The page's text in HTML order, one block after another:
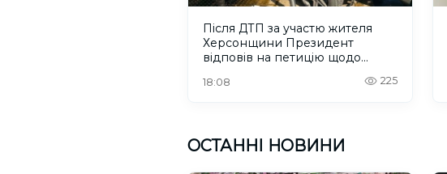
Після ДТП за участю жителя
Херсонщини Президент
відповів на петицію щодо
18:08 225
ОСТАННІ НОВИНИ